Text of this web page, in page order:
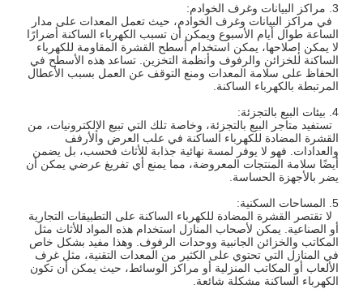
3. مراكز البيانات وغرف الخوادم:
في مراكز البيانات وغرف الخوادم، حيث تعمل المعدات على مدار
الساعة طوال أيام الأسبوع ويمكن أن تسبب الكهرباء الساكنة أضرارًا
لا يمكن إصلاحها، يمكن استخدام أسطح القشرة المقاومة للكهرباء
الساكنة للخزائن والرفوف وأنظمة التخزين. تساعد هذه الأسطح في
الحفاظ على سلامة المعدات ومنع التوقف عن العمل بسبب الأعطال
المرتبطة بالكهرباء الساكنة.
4. بيئات البيع بالتجزئة:
تستفيد متاجر البيع بالتجزئة، وخاصة تلك التي تبيع الإلكترونيات، من
القشرة المضادة للكهرباء الساكنة في علب العرض والأرفف
والعدادات. فهو لا يوفر لمسة نهائية جذابة للأثاث فحسب، بل يضمن
أيضًا سلامة المنتجات المعروضة، مما يمنع أي تفريغ عرضي يمكن أن
يضر بالأجهزة الحساسة.
5. المساحات السكنية:
لا تقتصر القشرة المضادة للكهرباء الساكنة على التطبيقات التجارية
أو الصناعية. يمكن لأصحاب المنازل استخدام هذه المواد للأثاث مثل
المكاتب والخزائن الجانبية ووحدات الرفوف. وهذا مفيد بشكل خاص
في المنازل التي تحتوي على الكثير من المعدات التقنية، مثل غرف
الألعاب أو المكاتب المنزلية أو مراكز الوسائط، حيث يمكن أن تكون
الكهرباء الساكنة مشكلة شائعة.